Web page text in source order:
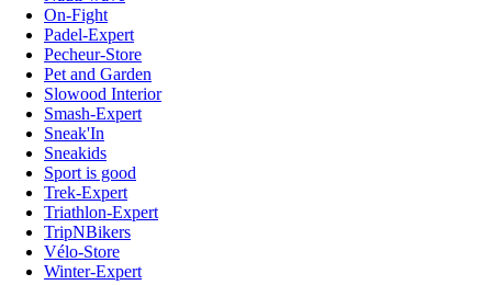
On-Fight
Padel-Expert
Pecheur-Store
Pet and Garden
Slowood Interior
Smash-Expert
Sneak'In
Sneakids
Sport is good
Trek-Expert
Triathlon-Expert
TripNBikers
Vélo-Store
Winter-Expert